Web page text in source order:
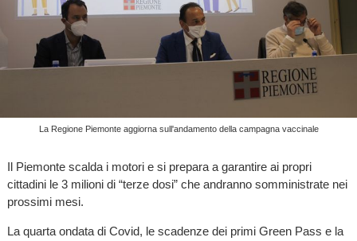
La Regione Piemonte aggiorna sull'andamento della campagna vaccinale
Il Piemonte scalda i motori e si prepara a garantire ai propri
cittadini le 3 milioni di “terze dosi” che andranno somministrate nei
prossimi mesi.
La quarta ondata di Covid, le scadenze dei primi Green Pass e la